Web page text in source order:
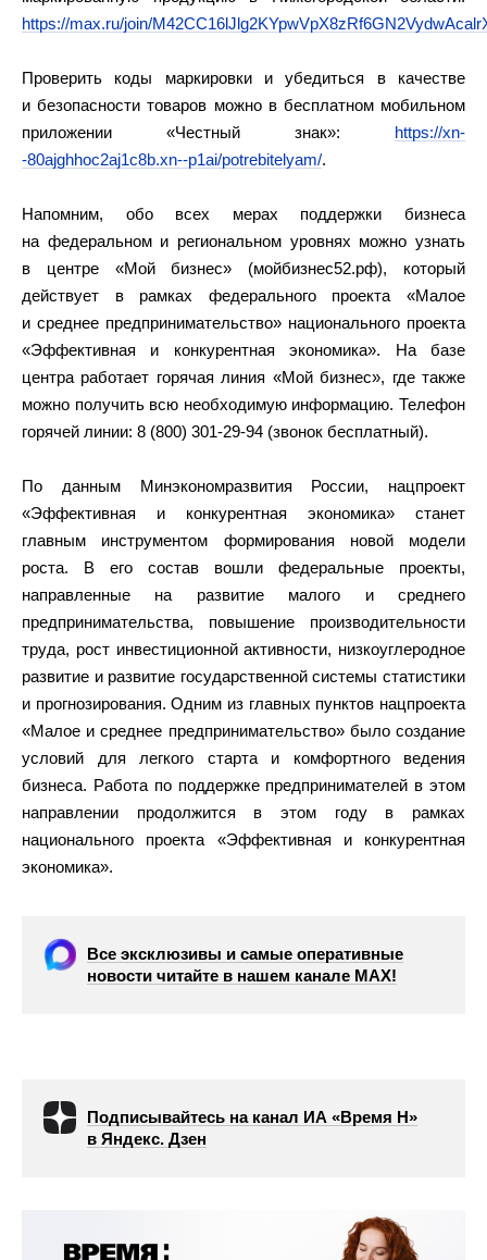
https://max.ru/join/
Проверить коды маркировки и убедиться в качестве
и безопасности товаров можно в бесплатном мобильном
приложении «Честный знак»: https://xn-
-80ajghhoc2aj1c8b.xn--p1ai/potrebitelyam/.
Напомним, обо всех мерах поддержки бизнеса
на федеральном и региональном уровнях можно узнать
в центре «Мой бизнес» (мойбизнес52.рф), который
действует в рамках федерального проекта «Малое
и среднее предпринимательство» национального проекта
«Эффективная и конкурентная экономика». На базе
центра работает горячая линия «Мой бизнес», где также
можно получить всю необходимую информацию. Телефон
горячей линии: 8 (800) 301-29-94 (звонок бесплатный).
По данным Минэкономразвития России, нацпроект
«Эффективная и конкурентная экономика» станет
главным инструментом формирования новой модели
роста. В его состав вошли федеральные проекты,
направленные на развитие малого и среднего
предпринимательства, повышение производительности
труда, рост инвестиционной активности, низкоуглеродное
развитие и развитие государственной системы статистики
и прогнозирования. Одним из главных пунктов нацпроекта
«Малое и среднее предпринимательство» было создание
условий для легкого старта и комфортного ведения
бизнеса. Работа по поддержке предпринимателей в этом
направлении продолжится в этом году в рамках
национального проекта «Эффективная и конкурентная
экономика».
Все эксклюзивы и самые оперативные
новости читайте в нашем канале МАХ!
Подписывайтесь на канал ИА «Время Н»
в Яндекс. Дзен